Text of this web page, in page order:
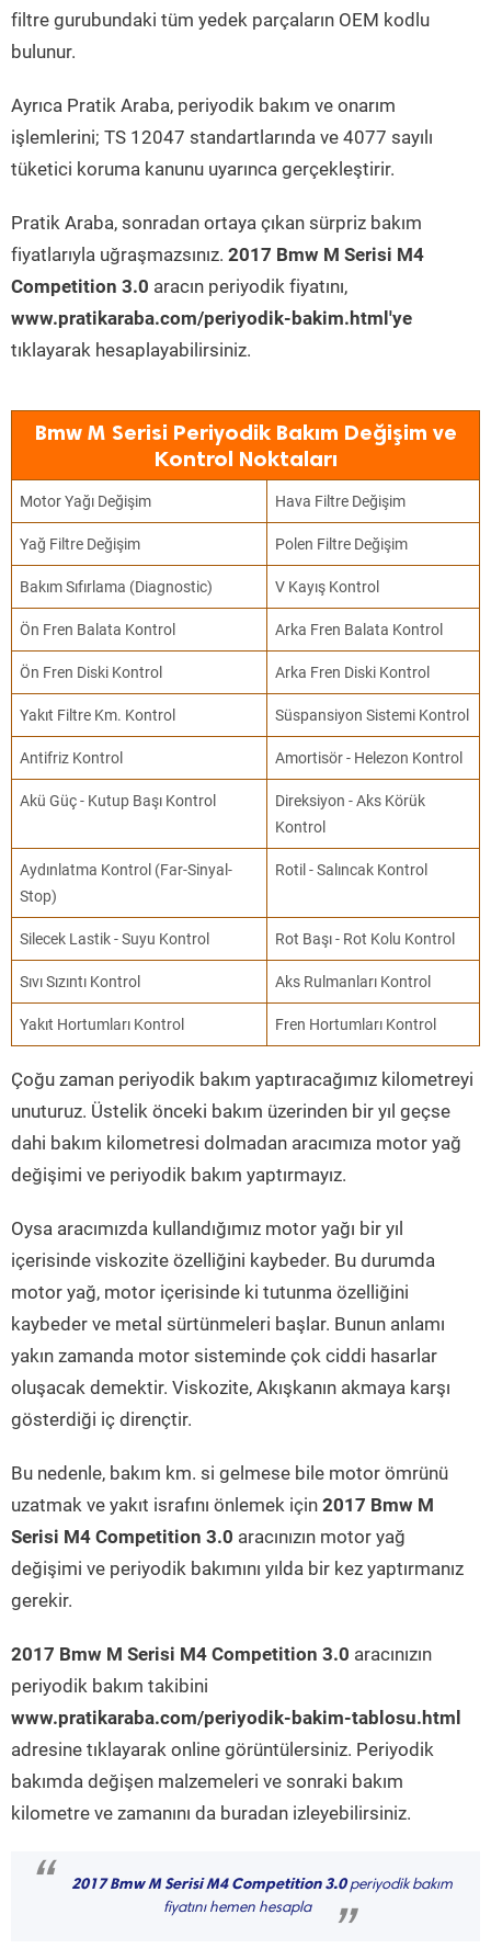
filtre gurubundaki tüm yedek parçaların OEM kodlu
bulunur.
Ayrıca Pratik Araba, periyodik bakım ve onarım
işlemlerini; TS 12047 standartlarında ve 4077 sayılı
tüketici koruma kanunu uyarınca gerçekleştirir.
Pratik Araba, sonradan ortaya çıkan sürpriz bakım
fiyatlarıyla uğraşmazsınız. 2017 Bmw M Serisi M4
Competition 3.0 aracın periyodik fiyatını,
www.pratikaraba.com/periyodik-bakim.html'ye
tıklayarak hesaplayabilirsiniz.
Bmw M Serisi Periyodik Bakım Değişim ve
Kontrol Noktaları
Motor Yağı Değişim Hava Filtre Değişim
Yağ Filtre Değişim Polen Filtre Değişim
Bakım Sıfırlama (Diagnostic) V Kayış Kontrol
Ön Fren Balata Kontrol Arka Fren Balata Kontrol
Ön Fren Diski Kontrol Arka Fren Diski Kontrol
Yakıt Filtre Km. Kontrol Süspansiyon Sistemi Kontrol
Antifriz Kontrol Amortisör - Helezon Kontrol
Akü Güç - Kutup Başı Kontrol
Direksiyon - Aks Körük
Kontrol
Aydınlatma Kontrol (Far-Sinyal-
Stop)
Rotil - Salıncak Kontrol
Silecek Lastik - Suyu Kontrol Rot Başı - Rot Kolu Kontrol
Sıvı Sızıntı Kontrol Aks Rulmanları Kontrol
Yakıt Hortumları Kontrol Fren Hortumları Kontrol
Çoğu zaman periyodik bakım yaptıracağımız kilometreyi
unuturuz. Üstelik önceki bakım üzerinden bir yıl geçse
dahi bakım kilometresi dolmadan aracımıza motor yağ
değişimi ve periyodik bakım yaptırmayız.
Oysa aracımızda kullandığımız motor yağı bir yıl
içerisinde viskozite özelliğini kaybeder. Bu durumda
motor yağ, motor içerisinde ki tutunma özelliğini
kaybeder ve metal sürtünmeleri başlar. Bunun anlamı
yakın zamanda motor sisteminde çok ciddi hasarlar
oluşacak demektir. Viskozite, Akışkanın akmaya karşı
gösterdiği iç dirençtir.
Bu nedenle, bakım km. si gelmese bile motor ömrünü
uzatmak ve yakıt israfını önlemek için 2017 Bmw M
Serisi M4 Competition 3.0 aracınızın motor yağ
değişimi ve periyodik bakımını yılda bir kez yaptırmanız
gerekir.
2017 Bmw M Serisi M4 Competition 3.0 aracınızın
periyodik bakım takibini
www.pratikaraba.com/periyodik-bakim-tablosu.html
adresine tıklayarak online görüntülersiniz. Periyodik
bakımda değişen malzemeleri ve sonraki bakım
kilometre ve zamanını da buradan izleyebilirsiniz.
“ 2017 Bmw M Serisi M4 Competition 3.0periyodik bakım
fiyatını hemen hesapla
”